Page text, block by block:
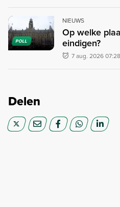
POLL
NIEUWS
Op welke
eindigen?
7 aug. 2026 07:28
Delen